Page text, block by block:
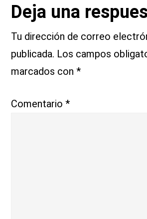
Interacciones
con
los
Deja una
Tu dirección de correo
publicada. Los campos
marcados con*
Comentario*